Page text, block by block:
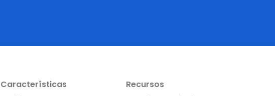
Características Recursos